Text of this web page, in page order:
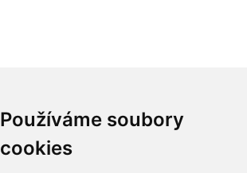
Používáme soubory
cookies